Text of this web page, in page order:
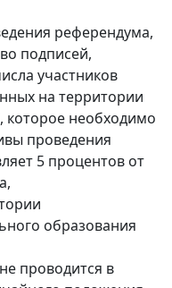
референдума,
подписей,
участников
на территории
которое необходимо
проведения
5 процентов от
образования
проводится в